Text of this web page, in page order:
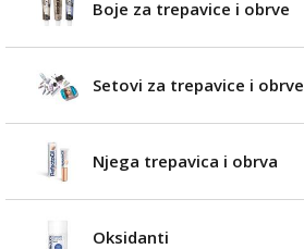
Boje za trepavice i obrve
Setovi za trepavice i obrve
Njega trepavica i obrva
Oksidanti